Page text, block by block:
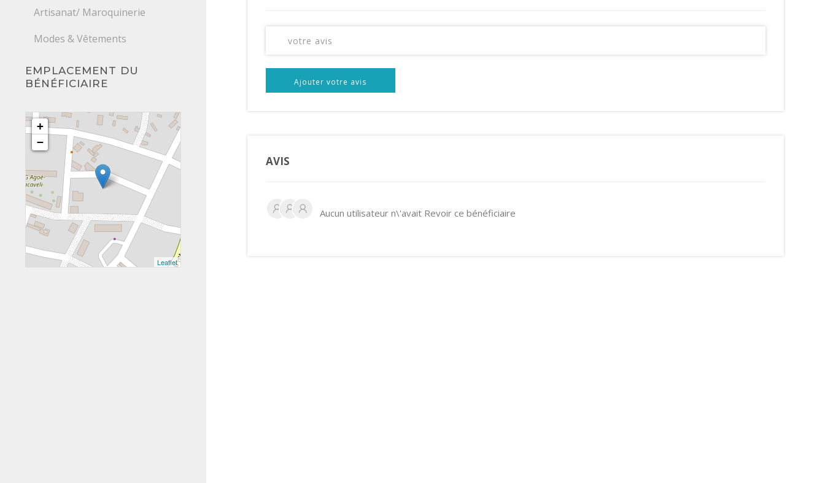
Ajouter votre avis
AVIS
Aucun utilisateur n\'avait Revoir ce bénéficiaire
Artisanat/ Maroquinerie
Modes & Vêtements
EMPLACEMENT DU
BÉNÉFICIAIRE
+
−
Leaflet